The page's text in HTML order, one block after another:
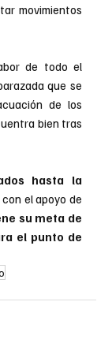
movimientos
de todo el
que se
de los
bien tras
hasta la
su meta de
el punto de